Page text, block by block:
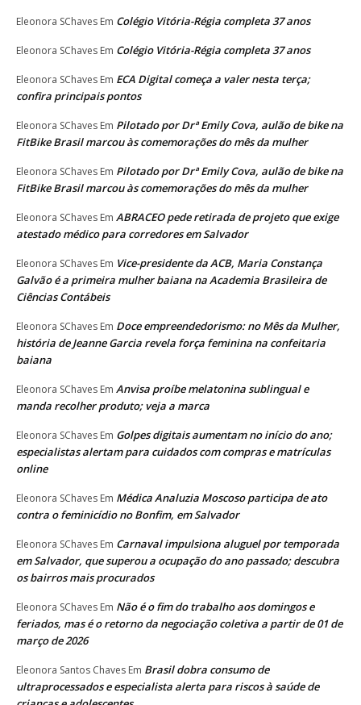
Eleonora SChaves Em Colégio Vitória-Régia completa 37 anos
Eleonora SChaves Em Colégio Vitória-Régia completa 37 anos
Eleonora SChaves Em ECA Digital começa a valer nesta terça;
confira principais pontos
Eleonora SChaves Em Pilotado por Drª Emily Cova, aulão de bike na
FitBike Brasil marcou às comemorações do mês da mulher
Eleonora SChaves Em Pilotado por Drª Emily Cova, aulão de bike na
FitBike Brasil marcou às comemorações do mês da mulher
Eleonora SChaves Em ABRACEO pede retirada de projeto que exige
atestado médico para corredores em Salvador
Eleonora SChaves Em Vice-presidente da ACB, Maria Constança
Galvão é a primeira mulher baiana na Academia Brasileira de
Ciências Contábeis
Eleonora SChaves Em Doce empreendedorismo: no Mês da Mulher,
história de Jeanne Garcia revela força feminina na confeitaria
baiana
Eleonora SChaves Em Anvisa proíbe melatonina sublingual e
manda recolher produto; veja a marca
Eleonora SChaves Em Golpes digitais aumentam no início do ano;
especialistas alertam para cuidados com compras e matrículas
online
Eleonora SChaves Em Médica Analuzia Moscoso participa de ato
contra o feminicídio no Bonfim, em Salvador
Eleonora SChaves Em Carnaval impulsiona aluguel por temporada
em Salvador, que superou a ocupação do ano passado; descubra
os bairros mais procurados
Eleonora SChaves Em Não é o fim do trabalho aos domingos e
feriados, mas é o retorno da negociação coletiva a partir de 01 de
março de 2026
Eleonora Santos Chaves Em Brasil dobra consumo de
ultraprocessados e especialista alerta para riscos à saúde de